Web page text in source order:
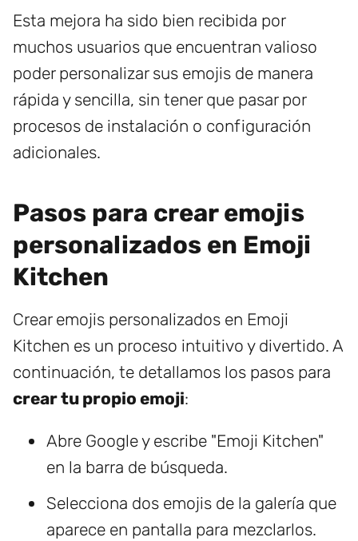
Esta mejora ha sido bien recibida por
muchos usuarios que encuentran valioso
poder personalizar sus emojis de manera
rápida y sencilla, sin tener que pasar por
procesos de instalación o configuración
adicionales.
Pasos para crear emojis
personalizados en Emoji
Kitchen
Crear emojis personalizados en Emoji
Kitchen es un proceso intuitivo y divertido. A
continuación, te detallamos los pasos para
crear tu propio emoji:
Abre Google y escribe "Emoji Kitchen"
en la barra de búsqueda.
Selecciona dos emojis de la galería que
aparece en pantalla para mezclarlos.